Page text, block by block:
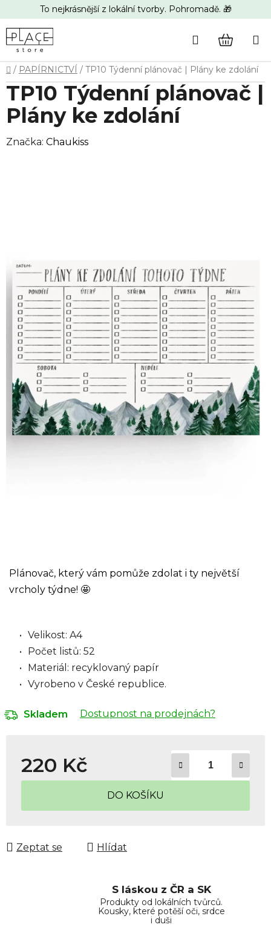
na
obsah
To nejkrásnější z lokální tvorby. Pohromadě. 🎁
Hledat
KOŠÍK
Domů
/ PAPÍRNICTVÍ / TP10 Týdenní plánovač | Plány ke zdolání
Plánovač, který vám pomůže zdolat i ty největší
vrcholy týdne! 🤩
Velikost: A4
Počet listů: 52
Materiál: recyklovaný papír
Vyrobeno v České republice.
Skladem Dostupnost na prodejnách?
220 Kč
Měrná cena:
DO KOŠÍKU
Zeptat se Hlídat
TP10 Týdenní plánovač |
Plány ke zdolání
Značka: Chaukiss
S láskou z ČR a SK
Produkty od lokálních tvůrců.
Kousky, které potěší oči, srdce
i duši